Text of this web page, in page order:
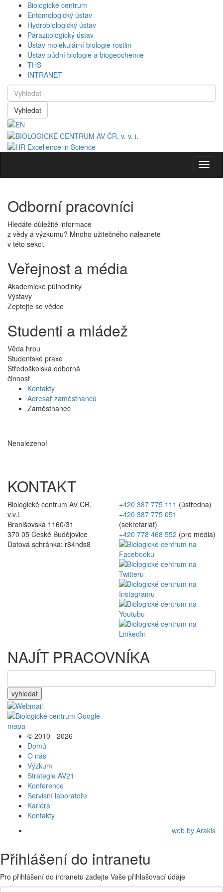
Biologické centrum
Entomologický ústav
Hydrobiologický ústav
Parazitologický ústav
Ústav molekulární biologie rostlin
Ústav půdní biologie a biogeochemie
THS
INTRANET
Vyhledat
Odborní pracovníci
Hledáte důležité informace
z vědy a výzkumu? Mnoho užitečného naleznete
v této sekci.
Veřejnost a média
Akademické půlhodinky
Výstavy
Zeptejte se vědce
Studenti a mládež
Věda hrou
Studentské praxe
Středoškolská odborná
činnost
Kontakty
Adresář zaměstnanců
Zaměstnanec
Nenalezeno!
KONTAKT
Biologické centrum AV ČR,
v.v.i.
Branišovská 1160/31
370 05 České Budějovice
Datová schránka: r84nds8
+420 387 775 111 (ústředna)
+420 387 775 051
(sekretariát)
+420 778 468 552 (pro média)
NAJÍT PRACOVNÍKA
vyhledat
© 2010 - 2026
Domů
O nás
Výzkum
Strategie AV21
Konference
Servisní laboratoře
Kariéra
Kontakty
web by Arakis
Přihlášení do intranetu
Pro přihlášení do intranetu zadejte Vaše přihlašovací údaje